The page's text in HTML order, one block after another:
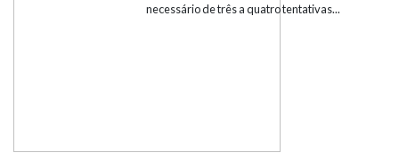
100% de cashback
necessário de três a quatro tentativas...